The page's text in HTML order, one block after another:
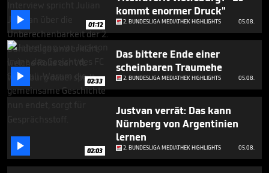
seconds
 01:12
kommt enormer Druck"
2. BUNDESLIGA MEDIATHEK HIGHLIGHTS 05.08.
 02:33
Das bittere Ende einer
scheinbaren Traumehe
2. BUNDESLIGA MEDIATHEK HIGHLIGHTS 05.08.
 02:03
Justvan verrät: Das kann
Nürnberg von Argentinien
lernen
2. BUNDESLIGA MEDIATHEK HIGHLIGHTS 05.08.